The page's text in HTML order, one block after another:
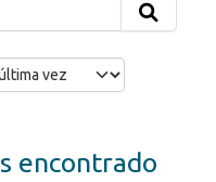
encontrado